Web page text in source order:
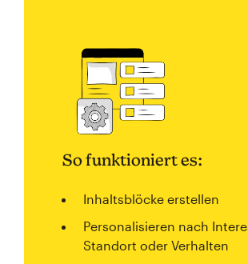
So funktioniert es:
Inhaltsblöcke erstellen
Personalisieren nach
Standort oder Verhalten